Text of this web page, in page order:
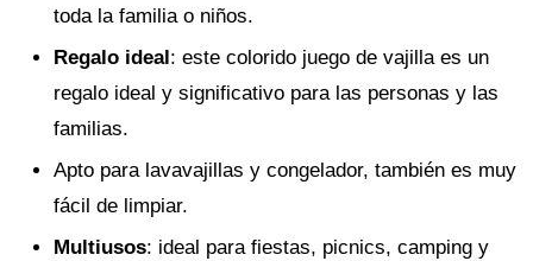
toda la familia o niños.
Regalo ideal : este colorido juego de vajilla es un
regalo ideal y significativo para las personas y las
familias.
Apto para lavavajillas y congelador, también es muy
fácil de limpiar.
Multiusos: ideal para fiestas, picnics, camping y